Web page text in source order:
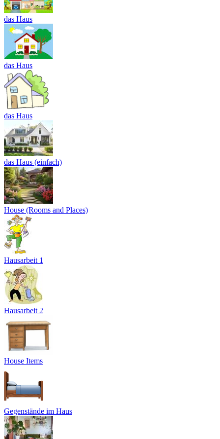
das Haus
das Haus
das Haus
das Haus (einfach)
House (Rooms and Places)
Hausarbeit 1
Hausarbeit 2
House Items
Gegenstände im Haus